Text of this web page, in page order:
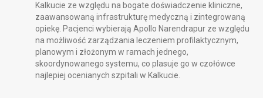
Kalkucie ze względu na bogate doświadczenie kliniczne,
zaawansowaną infrastrukturę medyczną i zintegrowaną
opiekę. Pacjenci wybierają Apollo Narendrapur ze względu
na możliwość zarządzania leczeniem profilaktycznym,
planowym i złożonym w ramach jednego,
skoordynowanego systemu, co plasuje go w czołówce
najlepiej ocenianych szpitali w Kalkucie.